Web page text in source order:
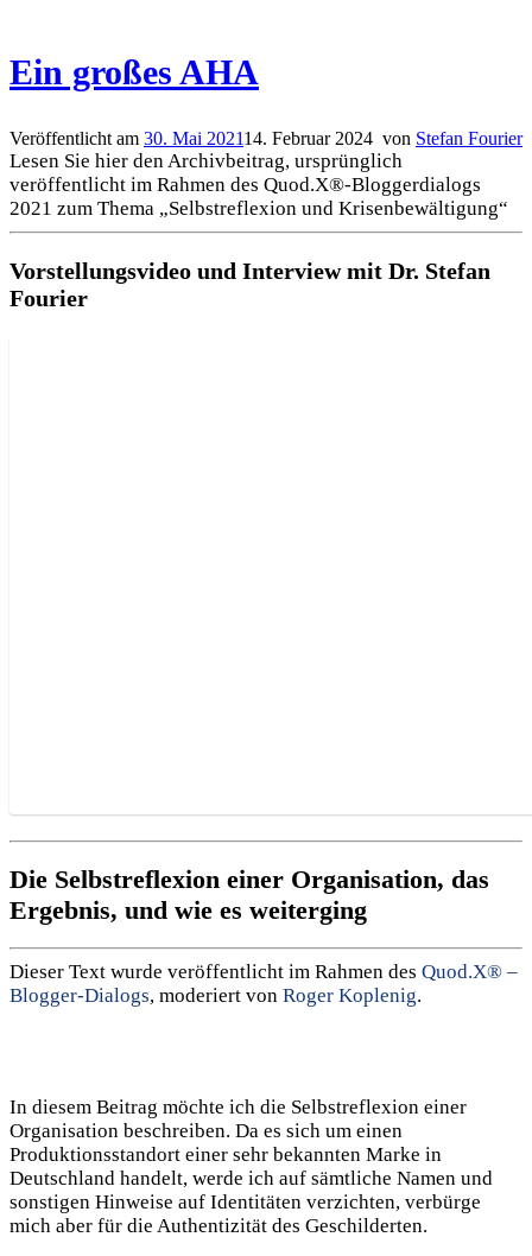
Ein großes AHA
Veröffentlicht am 30. Mai 202114. Februar 2024 von Stefan Fourier
Lesen Sie hier den Archivbeitrag, ursprünglich
veröffentlicht im Rahmen des Quod.X®-Bloggerdialogs
2021 zum Thema „Selbstreflexion und Krisenbewältigung“
Vorstellungsvideo und Interview mit Dr. Stefan
Fourier
Die Selbstreflexion einer Organisation, das
Ergebnis, und wie es weiterging
Dieser Text wurde veröffentlicht im Rahmen des Quod.X® –
Blogger-Dialogs, moderiert von Roger Koplenig.
In diesem Beitrag möchte ich die Selbstreflexion einer
Organisation beschreiben. Da es sich um einen
Produktionsstandort einer sehr bekannten Marke in
Deutschland handelt, werde ich auf sämtliche Namen und
sonstigen Hinweise auf Identitäten verzichten, verbürge
mich aber für die Authentizität des Geschilderten.